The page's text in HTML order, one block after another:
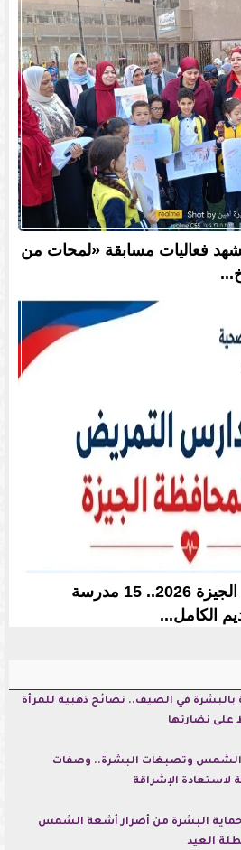
تشهد فعاليات مسابقة «لمحات من
مدارس التمريض في الجيزة 2026.. 15 مدرسة
الكامل...
بالبشرة في الصيف.. نصائح ذهبية للمرأة
على نضارتها
وتصبغات البشرة.. وصفات
لاستعادة الإشراقة
البشرة من أضرار أشعة الشمس
العيد